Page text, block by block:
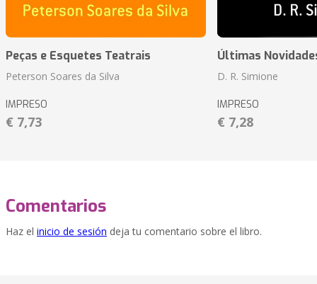
Peças e Esquetes Teatrais
Peterson Soares da Silva
IMPRESO
€ 7,73
Últimas
D. R. Simione
IMPRESO
€ 7,28
Comentarios
Haz el inicio de sesión deja tu comentario sobre el libro.